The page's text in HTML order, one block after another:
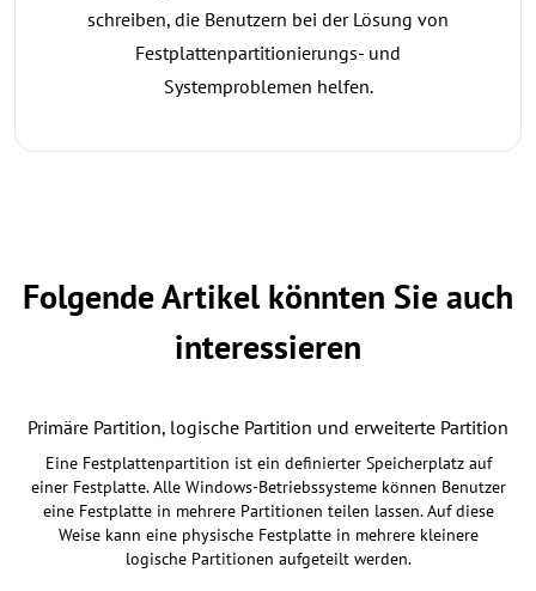
schreiben, die Benutzern bei der Lösung von
Festplattenpartitionierungs- und
Systemproblemen helfen.
Folgende Artikel könnten Sie auch
interessieren
Primäre Partition, logische Partition und erweiterte Partition
Eine Festplattenpartition ist ein definierter Speicherplatz auf
einer Festplatte. Alle Windows-Betriebssysteme können Benutzer
eine Festplatte in mehrere Partitionen teilen lassen. Auf diese
Weise kann eine physische Festplatte in mehrere kleinere
logische Partitionen aufgeteilt werden.